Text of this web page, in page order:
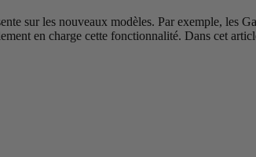
sur les nouveaux modèles. Par exemple, les
en charge cette fonctionnalité. Dans cet